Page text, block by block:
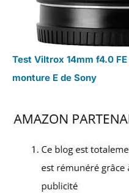
Test Viltrox 14mm f4.0
monture E de Sony